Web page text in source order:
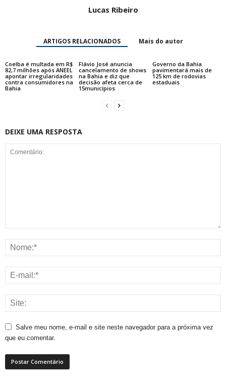
Lucas Ribeiro
ARTIGOS RELACIONADOS Mais do autor
Coelba é multada em R$
82,7 milhões após ANEEL
apontar irregularidades
contra consumidores na
Bahia
Flávio José anuncia
cancelamento de shows
na Bahia e diz que
decisão afeta cerca de
15municípios
Governo da Bahia
pavimentará mais de
125 km de rodovias
estaduais
DEIXE UMA RESPOSTA
Salve meu nome, e-mail e site neste navegador para a próxima vez
que eu comentar.